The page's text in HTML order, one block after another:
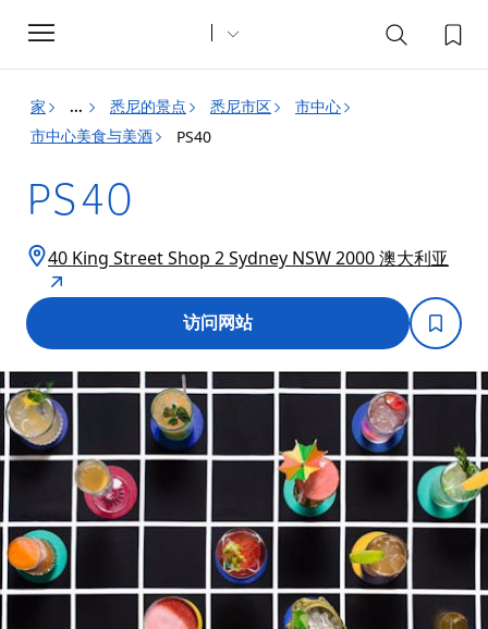
Toggle
navigation
家 ... 悉尼的景点 悉尼市区
市中心
市中心美食与美酒
PS40
PS40
40 King Street Shop 2 Sydney NSW 2000 澳大利亚
访问网站